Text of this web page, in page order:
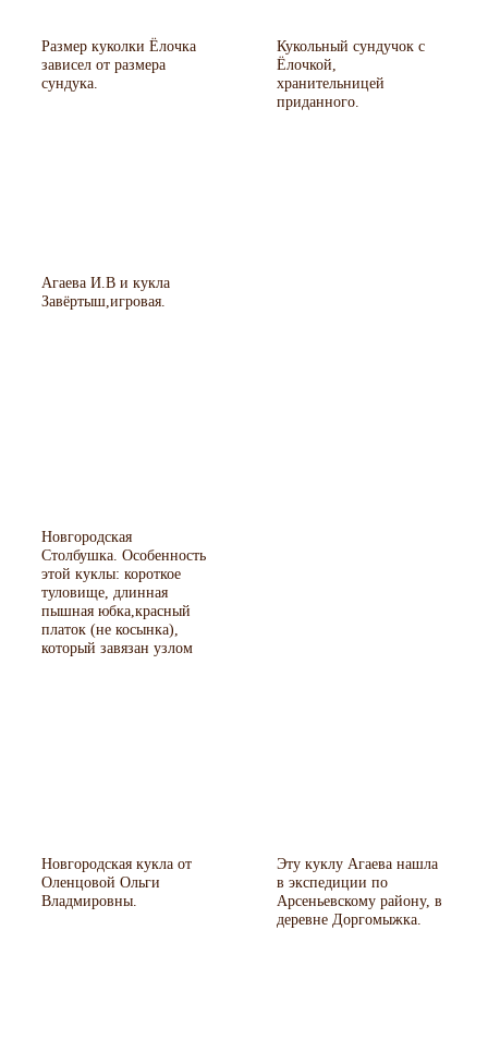
Размер куколки Ёлочка
зависел от размера
сундука.
Кукольный сундучок с
Ёлочкой,
хранительницей
приданного.
Агаева И.В и кукла
Завёртыш,игровая.
Новгородская
Столбушка. Особенность
этой куклы: короткое
туловище, длинная
пышная юбка,красный
платок (не косынка),
который завязан узлом
Новгородская кукла от
Оленцовой Ольги
Владмировны.
Эту куклу Агаева нашла
в экспедиции по
Арсеньевскому району, в
деревне Доргомыжка.